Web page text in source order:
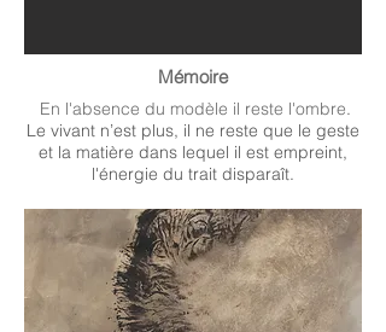
Mémoire
En l'absence du modèle il reste l'ombre.
Le vivant n’est plus, il ne reste que le geste
et la matière dans lequel il est empreint,
l'énergie du trait disparaît.